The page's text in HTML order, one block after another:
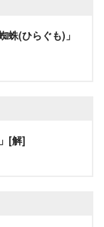
蛛(ひらぐも)」
[解]